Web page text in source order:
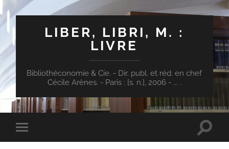
LIBER, LIBRI, M. :
LIVRE
Bibliothéconomie & Cie. - Dir. publ. et réd. en chef
Cécile Arènes. - Paris : [s. n.], 2006 - ... .
Toggle
mobile
Toggle